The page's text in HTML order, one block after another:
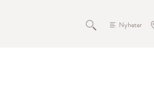
Nyheter